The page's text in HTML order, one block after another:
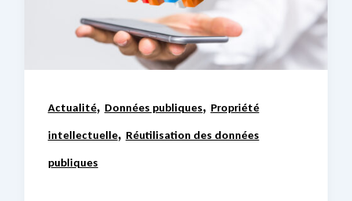
Actualité, Données publiques, Propriété
intellectuelle, Réutilisation des données
publiques